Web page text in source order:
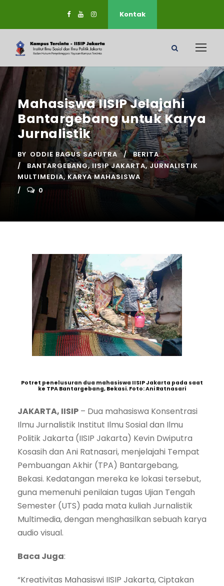
Kontak
Mahasiswa IISIP Jelajahi
Bantargebang untuk Karya
Jurnalistik
BY ODDIE BAGUS SAPUTRA
BERITA
BANTARGEBANG, IISIP JAKARTA, JURNALISTIK
MULTIMEDIA, KARYA MAHASISWA
0
Potret penelusuran dua mahasiswa IISIP Jakarta pada saat
ke TPA Bantargebang, Bekasi. Foto: Ani Ratnasari
JAKARTA, IISIP – Dua mahasiswa Konsentrasi
Ilmu Jurnalistik Institut Ilmu Sosial dan Ilmu
Politik Jakarta (IISIP Jakarta) Kevin Dwiputra
Kosasih dan Ani Ratnasari, menjelajahi Tempat
Pembuangan Akhir (TPA) Bantargebang,
Bekasi. Kedatangan mereka ke lokasi tersebut,
guna memenuhi penilaian tugas Ujian Tengah
Semester (UTS) pada mata kuliah Jurnalistik
Multimedia, dengan menghasilkan sebuah karya
audio visual.
Baca Juga:
“Kreativitas Mahasiswi IISIP Jakarta, Ciptakan